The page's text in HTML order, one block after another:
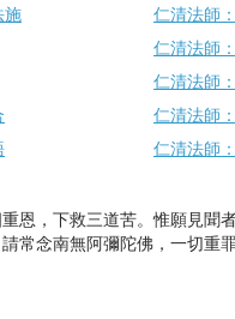
施
仁清法師
仁清法師
仁清法師
仁清法師
仁清法師
恩，下救三道苦。惟願見聞
請常念南無阿彌陀佛，一切重